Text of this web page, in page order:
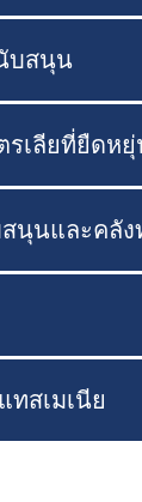
บสนุน
รเลียที่ยืดห
นุนและคลัง
สเมเนีย